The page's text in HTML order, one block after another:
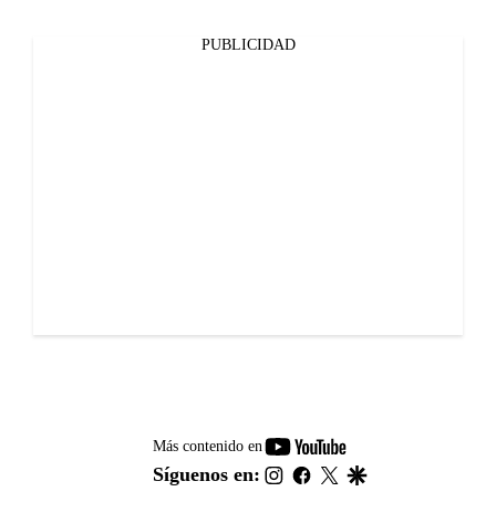
PUBLICIDAD
Más contenido en
youtube-
footer
Síguenos en: instagram
facebook
twitter